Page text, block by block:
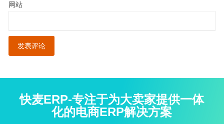
网站
快麦ERP-专注于为大卖家提供一体
化的电商ERP解决方案